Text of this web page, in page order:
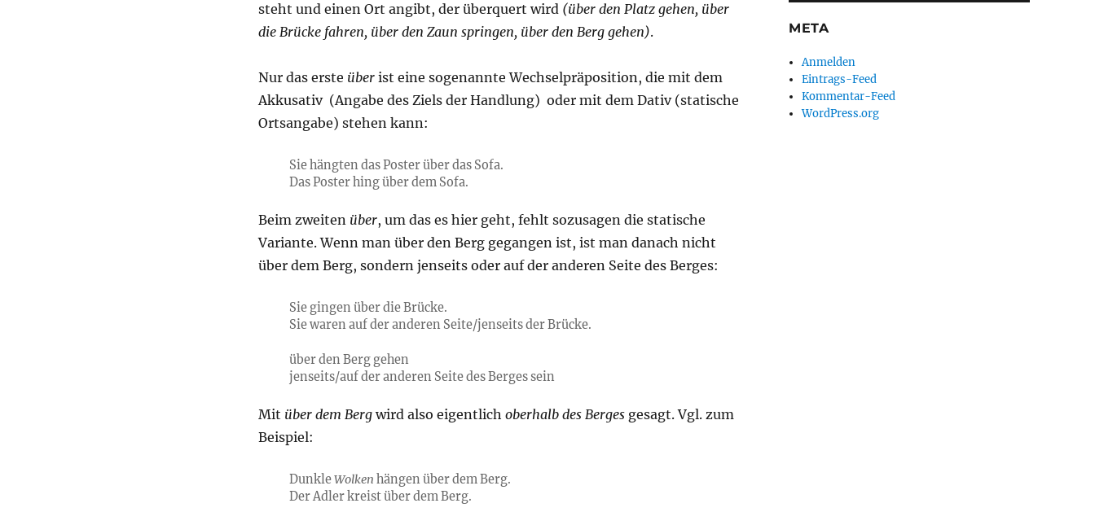
steht und einen Ort angibt, der überquert wird(über den Platz gehen, über
die Brücke fahren, über den Zaun springen, über den Berg gehen).
Nur das erste überist eine sogenannte Wechselpräposition, die mit dem
Akkusativ (Angabe des Ziels der Handlung) oder mit dem Dativ (statische
Ortsangabe) stehen kann:
Sie hängten das Poster über das Sofa.
Das Poster hing über dem Sofa.
Beim zweiten über, um das es hier geht, fehlt sozusagen die statische
Variante. Wenn man über den Berg gegangen ist, ist man danach nicht
über dem Berg, sondern jenseits oder auf der anderen Seite des Berges:
Sie gingen über die Brücke.
Sie waren auf der anderen Seite/jenseits der Brücke.
über den Berg gehen
jenseits/auf der anderen Seite des Berges sein
Mit über dem Bergwird also eigentlich oberhalb des Bergesgesagt. Vgl. zum
Beispiel:
DunkleWolken hängen über dem Berg.
Der Adler kreist über dem Berg.
META
Anmelden
Eintrags-Feed
Kommentar-Feed
WordPress.org